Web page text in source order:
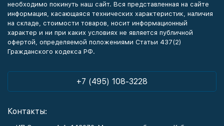
необходимо покинуть наш сайт. Вся представленная на сайте
информация, касающаяся технических характеристик, наличия
на складе, стоимости товаров, носит информационный
характер и ни при каких условиях не является публичной
офертой, определяемой положениями Статьи 437(2)
Гражданского кодекса РФ.
+7 (495) 108-3228
Контакты: